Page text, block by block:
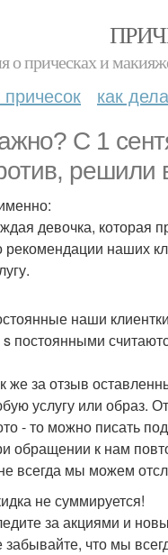
о прическах и
как
С 1
решили
девочка, которая
рекомендации наших
наши
s постоянными
же за отзыв
услугу или образ.
- то можно писать
обращении к нам
всегда мы можем
не суммируется!
за акциями и
забывайте, что мы